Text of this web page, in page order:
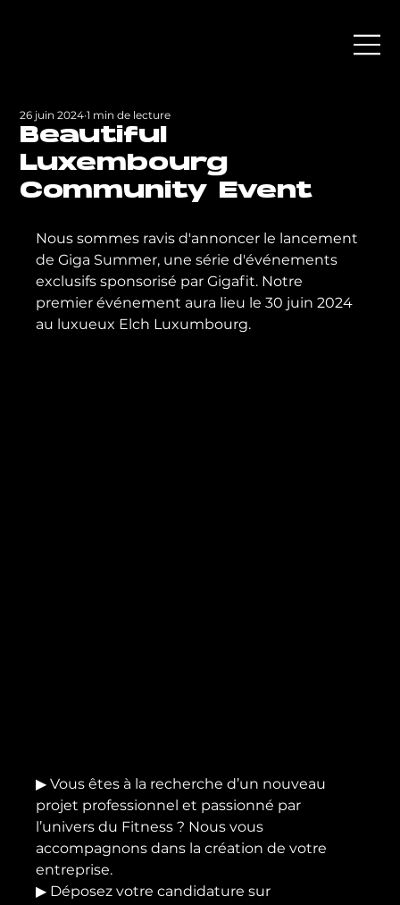
Beautiful
Luxembourg
Community Event
26 juin 2024 1 min de lecture
Nous sommes ravis d'annoncer le lancement
de Giga Summer, une série d'événements
exclusifs sponsorisé par Gigafit. Notre
premier événement aura lieu le 30 juin 2024
au luxueux Elch Luxumbourg.
▶ Vous êtes à la recherche d’un nouveau
projet professionnel et passionné par
l’univers du Fitness ? Nous vous
accompagnons dans la création de votre
entreprise.
▶ Déposez votre candidature sur